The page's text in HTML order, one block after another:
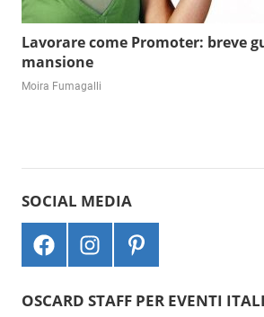
Lavorare come Promoter: breve
mansione
Moira Fumagalli
SOCIAL MEDIA
F
a
c
I
n
s
P
i
n
OSCARD STAFF PER EVENTI